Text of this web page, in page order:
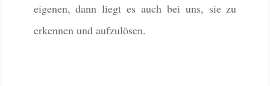
eigenen, dann liegt es auch bei uns, sie zu
erkennen und aufzulösen.